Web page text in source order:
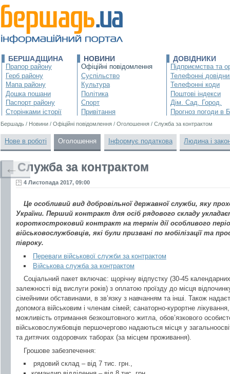
БЕРШАДЩИНА
Прапор району
Герб району
Мапа району
Дошка пошани
Паспорт району
Сторінками історії
НОВИНИ
Офіційні повідомлення
Суспільство
Культура
Політика
Спорт
Привітання
ДОВІДНИКИ
Підприємства та
Телефонні
Телефонні коди
Поштові індекси
Дім. Сад. Город.
Прогноз погоди в
Бершадь / Новини / Офіційні повідомлення / Оголошення / Служба за контрактом
Нове в роботі Оголошення Інформує податкова Людина і
Служба за контрактом
4 Листопада 2017, 09:00
Це особливий вид добровільної державної служби, яку
України. Перший контракт для осіб рядового складу
короткостроковий контракт на термін дії особливого
військовослужбовців, які були призвані по мобілізації та
півроку.
Переваги військової служби за контрактом
Військова служба за контрактом
Соціальний пакет включає: щорічну відпустку (30-45
залежності від вислуги років) з оплатою проїзду до місця
сімейними обставинами, в зв’язку з навчанням та інші. Також
допомога військовим і членам сімей; санаторно-курортне
можливість отримання безкоштовного житла, обов’язкового
військовослужбовців першочергово надаються місця у
та дитячих оздоровчих таборах (за місцем проживання).
Грошове забезпечення:
рядовий склад – від 7 тис. грн.,
←